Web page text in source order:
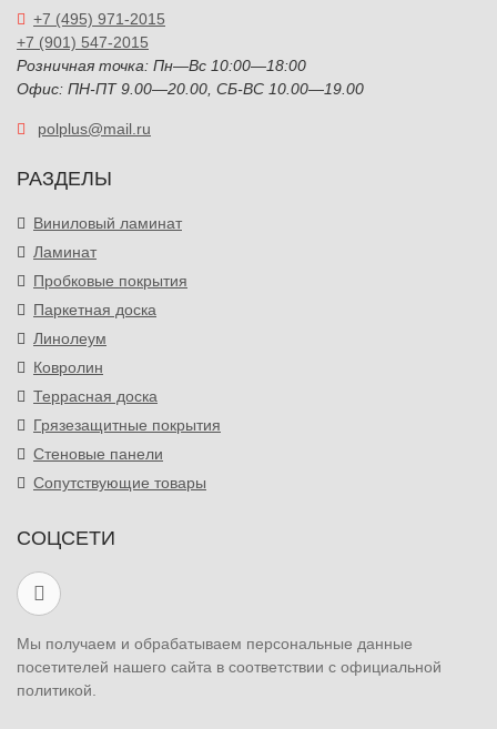
+7 (495) 971-2015
+7 (901) 547-2015
Розничная точка: Пн—Вс 10:00—18:00
Офис: ПН-ПТ 9.00—20.00, СБ-ВС 10.00—19.00
polplus@mail.ru
РАЗДЕЛЫ
Виниловый ламинат
Ламинат
Пробковые покрытия
Паркетная доска
Линолеум
Ковролин
Террасная доска
Грязезащитные покрытия
Стеновые панели
Сопутствующие товары
СОЦСЕТИ
Мы получаем и обрабатываем персональные данные
посетителей нашего сайта в соответствии с официальной
политикой.